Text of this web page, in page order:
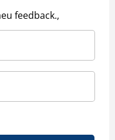
feedback.,